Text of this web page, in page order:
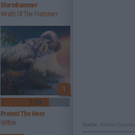
Stormhammer
Wrath Of The Hammer
1
7/10
Protest The Hero
Within